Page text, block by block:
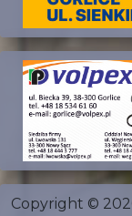
Copyright ©